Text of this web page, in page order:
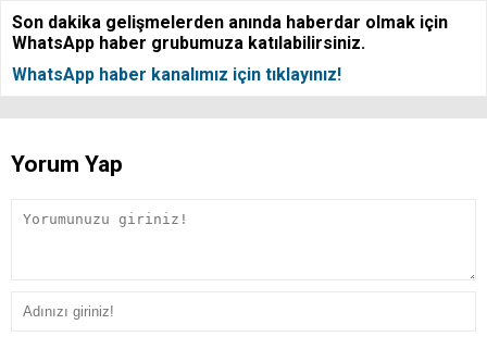
Son dakika gelişmelerden anında haberdar olmak için
WhatsApp haber grubumuza katılabilirsiniz.
WhatsApp haber kanalımız için tıklayınız!
Yorum Yap